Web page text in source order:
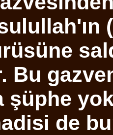
Bu
şüphe
de